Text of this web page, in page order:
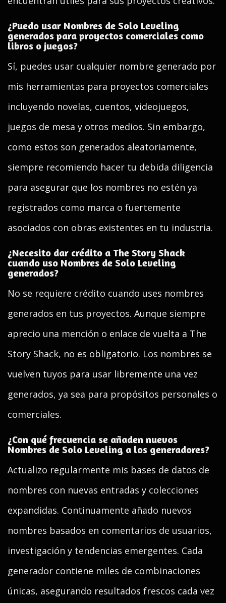
¿Puedo usar Nombres de Solo Leveling
generados para proyectos comerciales como
libros o juegos?
Sí, puedes usar cualquier nombre generado por
mis herramientas para proyectos comerciales
incluyendo novelas, cuentos, videojuegos,
juegos de mesa y otros medios. Sin embargo,
como estos son generados aleatoriamente,
siempre recomiendo hacer tu debida diligencia
para asegurar que los nombres no estén ya
registrados como marca o fuertemente
asociados con obras existentes en tu industria.
¿Necesito dar crédito a The Story Shack
cuando uso Nombres de Solo Leveling
generados?
No se requiere crédito cuando uses nombres
generados en tus proyectos. Aunque siempre
aprecio una mención o enlace de vuelta a The
Story Shack, no es obligatorio. Los nombres se
vuelven tuyos para usar libremente una vez
generados, ya sea para propósitos personales o
comerciales.
¿Con qué frecuencia se añaden nuevos
Nombres de Solo Leveling a los generadores?
Actualizo regularmente mis bases de datos de
nombres con nuevas entradas y colecciones
expandidas. Continuamente añado nuevos
nombres basados en comentarios de usuarios,
investigación y tendencias emergentes. Cada
generador contiene miles de combinaciones
únicas, asegurando resultados frescos cada vez